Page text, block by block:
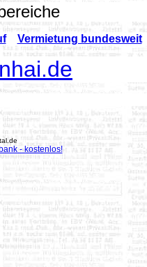
Vermietung bundesweit
- kostenlos!